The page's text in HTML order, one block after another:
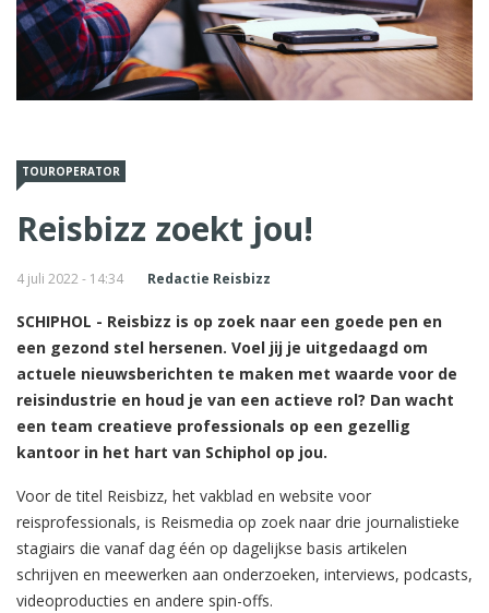
TOUROPERATOR
Reisbizz zoekt jou!
4 juli 2022 - 14:34 Redactie Reisbizz
SCHIPHOL - Reisbizz is op zoek naar een goede pen en
een gezond stel hersenen. Voel jij je uitgedaagd om
actuele nieuwsberichten te maken met waarde voor de
reisindustrie en houd je van een actieve rol? Dan wacht
een team creatieve professionals op een gezellig
kantoor in het hart van Schiphol op jou.
Voor de titel Reisbizz, het vakblad en website voor
reisprofessionals, is Reismedia op zoek naar drie journalistieke
stagiairs die vanaf dag één op dagelijkse basis artikelen
schrijven en meewerken aan onderzoeken, interviews, podcasts,
videoproducties en andere spin-offs.